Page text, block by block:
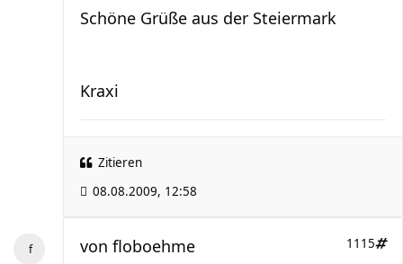
Schöne Grüße aus der Steiermark
Kraxi
Zitieren
08.08.2009, 12:58
1115
von floboehme